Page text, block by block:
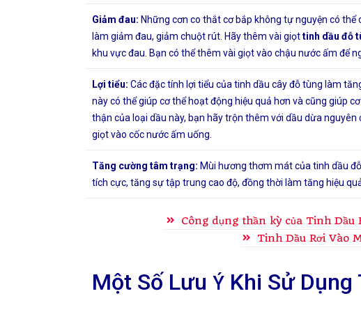
Giảm đau: Những cơn co thắt cơ bắp không tự nguyện có
làm giảm đau, giảm chuột rút. Hãy thêm vài giọttinh dầu đỗ
khu vực đau. Bạn có thể thêm vài giọt vào chậu nước ấm để
Lợi tiểu: Các đặc tính lợi tiểu của tinh dầu cây đỗ tùng làm
này có thể giúp cơ thể hoạt động hiệu quả hơn và cũng giúp
thận của loại dầu này, bạn hãy trộn thêm với dầu dừa
giọt vào cốc nước ấm uống.
Tăng cường tâm trạng: Mùi hương thơm mát của tinh dầu
tích cực, tăng sự tập trung cao độ, đồng thời làm tăng hiệu
Công dụng thần kỳ của Tinh Dầu
Tinh Dầu Rơi Vào
Một Số Lưu Ý Khi Sử Dụng